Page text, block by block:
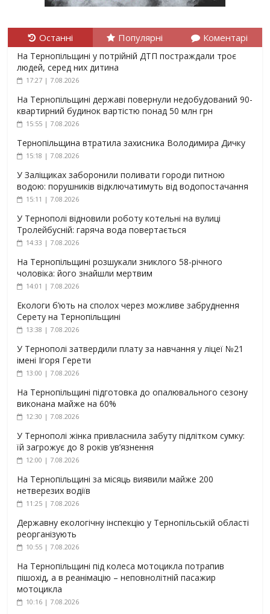
Останні Популярні Коментарі
На Тернопільщині у потрійній ДТП постраждали троє
людей, серед них дитина
17:27 | 7.08.2026
На Тернопільщині державі повернули недобудований 90-
квартирний будинок вартістю понад 50 млн грн
15:55 | 7.08.2026
Тернопільщина втратила захисника Володимира Дичку
15:18 | 7.08.2026
У Заліщиках заборонили поливати городи питною
водою: порушників відключатимуть від водопостачання
15:11 | 7.08.2026
У Тернополі відновили роботу котельні на вулиці
Тролейбусній: гаряча вода повертається
14:33 | 7.08.2026
На Тернопільщині розшукали зниклого 58-річного
чоловіка: його знайшли мертвим
14:01 | 7.08.2026
Екологи б’ють на сполох через можливе забруднення
Серету на Тернопільщині
13:38 | 7.08.2026
У Тернополі затвердили плату за навчання у ліцеї №21
імені Ігоря Герети
13:00 | 7.08.2026
На Тернопільщині підготовка до опалювального сезону
виконана майже на 60%
12:30 | 7.08.2026
У Тернополі жінка привласнила забуту підлітком сумку:
їй загрожує до 8 років ув’язнення
12:00 | 7.08.2026
На Тернопільщині за місяць виявили майже 200
нетверезих водіїв
11:25 | 7.08.2026
Державну екологічну інспекцію у Тернопільській області
реорганізують
10:55 | 7.08.2026
На Тернопільщині під колеса мотоцикла потрапив
пішохід, а в реанімацію – неповнолітній пасажир
мотоцикла
10:16 | 7.08.2026